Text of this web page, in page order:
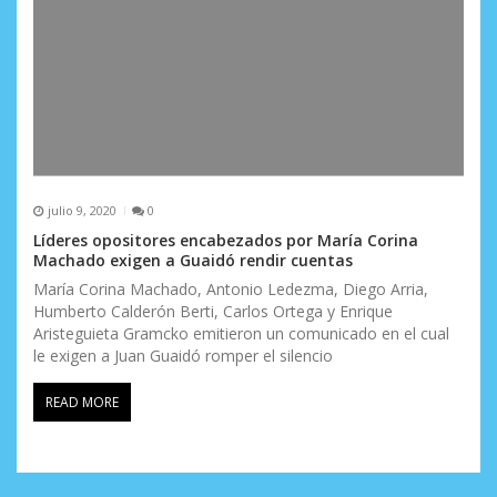
julio 9, 2020 0
Líderes opositores encabezados por María Corina
Machado exigen a Guaidó rendir cuentas
María Corina Machado, Antonio Ledezma, Diego Arria,
Humberto Calderón Berti, Carlos Ortega y Enrique
Aristeguieta Gramcko emitieron un comunicado en el cual
le exigen a Juan Guaidó romper el silencio
READ MORE